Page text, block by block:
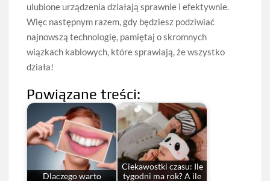
ulubione urządzenia działają sprawnie i efektywnie.
Więc następnym razem, gdy będziesz podziwiać
najnowszą technologię, pamiętaj o skromnych
wiązkach kablowych, które sprawiają, że wszystko
działa!
Powiązane treści:
Dlaczego warto
Ciekawostki czasu: Ile
tygodni ma rok? A ile